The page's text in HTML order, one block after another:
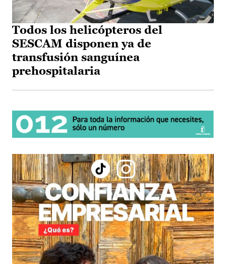
Todos los helicópteros del
SESCAM disponen ya de
transfusión sanguínea
prehospitalaria